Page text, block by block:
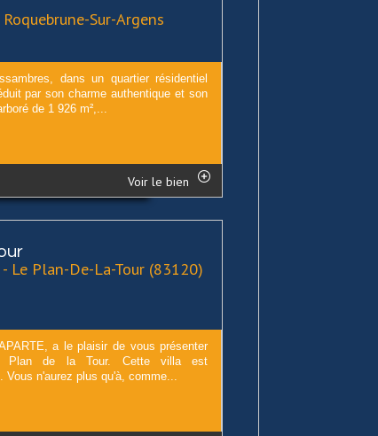
Sur-Argens
dans un quartier résidentiel
par son charme authentique et son
de 1 926 m²,...
Voir le bien
Le Plan-De-La-Tour (83120)
a le plaisir de vous présenter
Plan de la Tour. Cette villa est
Vous n'aurez plus qu'à, comme...